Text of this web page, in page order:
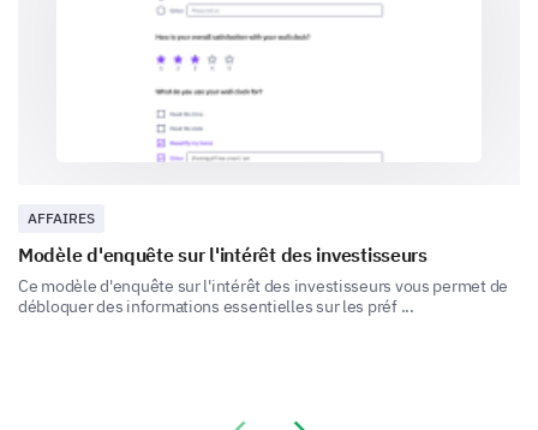
Feature B
AFFAIRES
Modèle d'enquête sur l'intérêt des investisseurs
Ce modèle d'enquête sur l'intérêt des investisseurs vous permet de
débloquer des informations essentielles sur les préf ...